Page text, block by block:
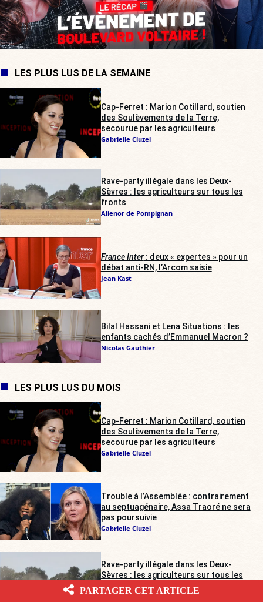
LES PLUS LUS DE LA SEMAINE
Cap-Ferret : Marion Cotillard, soutien
des Soulèvements de la Terre,
secourue par les agriculteurs
Gabrielle Cluzel
Rave-party illégale dans les Deux-
Sèvres : les agriculteurs sur tous les
fronts
Alienor de Pompignan
France Inter: deux « expertes » pour un
débat anti-RN, l’Arcom saisie
Jean Kast
Bilal Hassani et Lena Situations : les
enfants cachés d’Emmanuel Macron ?
Nicolas Gauthier
LES PLUS LUS DU MOIS
Cap-Ferret : Marion Cotillard, soutien
des Soulèvements de la Terre,
secourue par les agriculteurs
Gabrielle Cluzel
Trouble à l’Assemblée : contrairement
au septuagénaire, Assa Traoré ne sera
pas poursuivie
Gabrielle Cluzel
Rave-party illégale dans les Deux-
Sèvres : les agriculteurs sur tous les
fronts
Alienor de Pompignan
PARTAGER CET ARTICLE